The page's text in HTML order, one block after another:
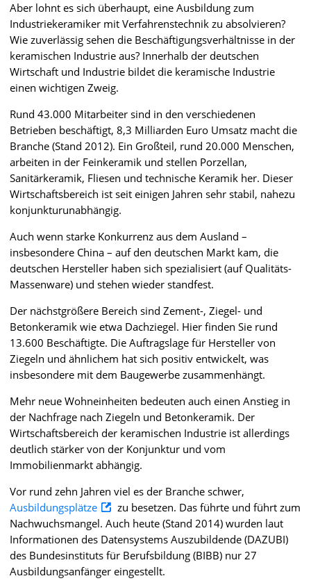
Aber lohnt es sich überhaupt, eine Ausbildung zum
Industriekeramiker mit Verfahrenstechnik zu absolvieren?
Wie zuverlässig sehen die Beschäftigungsverhältnisse in der
keramischen Industrie aus? Innerhalb der deutschen
Wirtschaft und Industrie bildet die keramische Industrie
einen wichtigen Zweig.
Rund 43.000 Mitarbeiter sind in den verschiedenen
Betrieben beschäftigt, 8,3 Milliarden Euro Umsatz macht die
Branche (Stand 2012). Ein Großteil, rund 20.000 Menschen,
arbeiten in der Feinkeramik und stellen Porzellan,
Sanitärkeramik, Fliesen und technische Keramik her. Dieser
Wirtschaftsbereich ist seit einigen Jahren sehr stabil, nahezu
konjunkturunabhängig.
Auch wenn starke Konkurrenz aus dem Ausland –
insbesondere China – auf den deutschen Markt kam, die
deutschen Hersteller haben sich spezialisiert (auf Qualitäts-
Massenware) und stehen wieder standfest.
Der nächstgrößere Bereich sind Zement-, Ziegel- und
Betonkeramik wie etwa Dachziegel. Hier finden Sie rund
13.600 Beschäftigte. Die Auftragslage für Hersteller von
Ziegeln und ähnlichem hat sich positiv entwickelt, was
insbesondere mit dem Baugewerbe zusammenhängt.
Mehr neue Wohneinheiten bedeuten auch einen Anstieg in
der Nachfrage nach Ziegeln und Betonkeramik. Der
Wirtschaftsbereich der keramischen Industrie ist allerdings
deutlich stärker von der Konjunktur und vom
Immobilienmarkt abhängig.
Vor rund zehn Jahren viel es der Branche schwer,
Ausbildungsplätze
zu besetzen. Das führte und führt zum
Nachwuchsmangel. Auch heute (Stand 2014) wurden laut
Informationen des Datensystems Auszubildende (DAZUBI)
des Bundesinstituts für Berufsbildung (BIBB) nur 27
Ausbildungsanfänger eingestellt.